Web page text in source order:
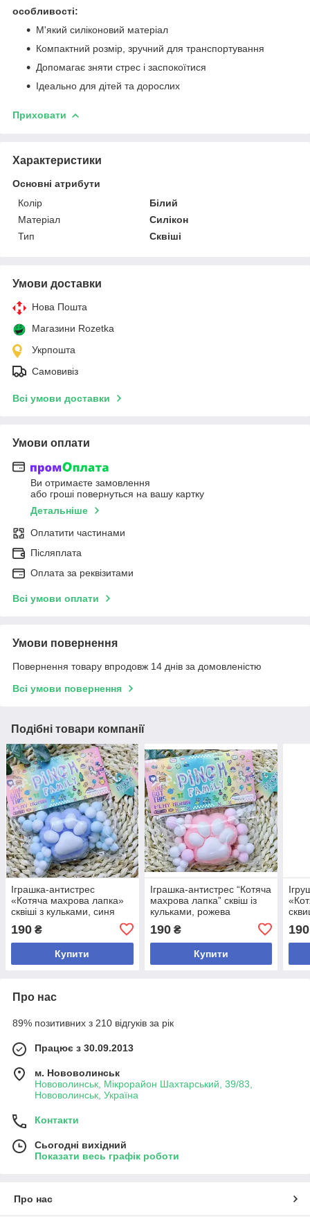
особливості:
М'який силіконовий матеріал
Компактний розмір, зручний для транспортування
Допомагає зняти стрес і заспокоїтися
Ідеально для дітей та дорослих
Приховати
Характеристики
Основні атрибути
Колір
Білий
Матеріал
Силікон
Тип
Сквіші
Умови доставки
Нова Пошта
Магазини Rozetka
Укрпошта
Самовивіз
Всі умови доставки
Умови оплати
Ви отримаєте замовлення
або гроші повернуться на вашу картку
Детальніше
Оплатити частинами
Післяплата
Оплата за реквізитами
Всі умови оплати
Умови повернення
Повернення товару впродовж 14 днів за домовленістю
Всі умови повернення
Подібні товари компанії
Іграшка-антистрес
«Котяча махрова лапка»
сквіші з кульками, синя
190 ₴
Купити
Іграшка-антистрес “Котяча
махрова лапка” сквіш із
кульками, рожева
190₴
Купити
190
Про нас
89% позитивних з 210 відгуків за рік
Працює з 30.09.2013
м. Нововолинськ
Нововолинськ, Мікрорайон Шахтарський, 39/83,
Нововолинськ, Україна
Контакти
Сьогодні вихідний
Показати весь графік роботи
Про нас